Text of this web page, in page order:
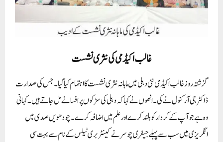
غالب اکیڈمی کی نثری نشست
گزشتہ روز غالب اکیڈمی نئی دہلی میں ماہانہ نثری نشست کا اہتمام کیا گیا۔ جس کی صدارت
ڈاکٹر جی آر کنول نے کی۔ انھوں نے کہا کہ دہلی کی سڑکوں پر افسانے مل جاتے ہیں۔کہانی
وہ ہے جو آپ کے کردار کو بلند کرے اور علم میں اضافہ کرے۔ چودھویں صدی میں
انگریزی میں سب سے پہلے جیفری چوسر نے کینٹربری ٹیلس کے نام سے بہت سی